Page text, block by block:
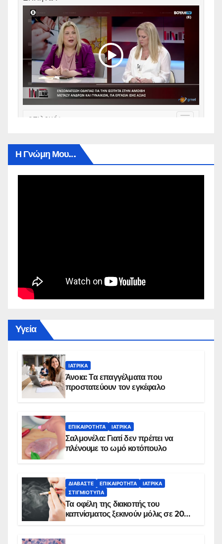
Η Γνώμη Μου…
Yγεία
ΙΑΤΡΙΚΆ
Άνοια: Τα επαγγέλματα που
προστατεύουν τον εγκέφαλο
ΕΠΙΚΑΙΡΌΤΗΤΑ ΙΑΤΡΙΚΆ
Σαλμονέλα: Γιατί δεν πρέπει να
πλένουμε το ωμό κοτόπουλο
ΔΙΑΒΆΣΤΕ ΕΠΙΚΑΙΡΌΤΗΤΑ
ΙΑΤΡΙΚΆ
ΣΤΙΓΜΙΌΤΥΠΑ
Τα οφέλη της διακοπής του
καπνίσματος ξεκινούν μόλις σε 20